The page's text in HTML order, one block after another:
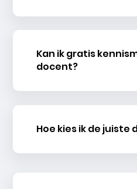
Kan ik gratis
docent?
Hoe kies ik de juiste